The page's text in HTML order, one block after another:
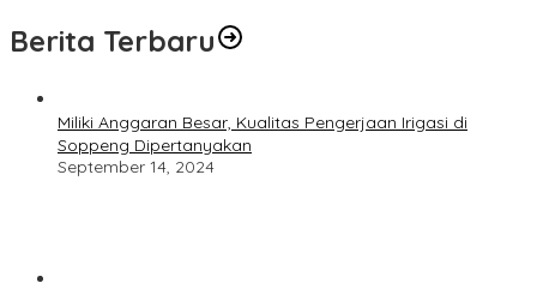
Berita Terbaru
Miliki Anggaran Besar, Kualitas Pengerjaan Irigasi di
Soppeng Dipertanyakan
September 14, 2024